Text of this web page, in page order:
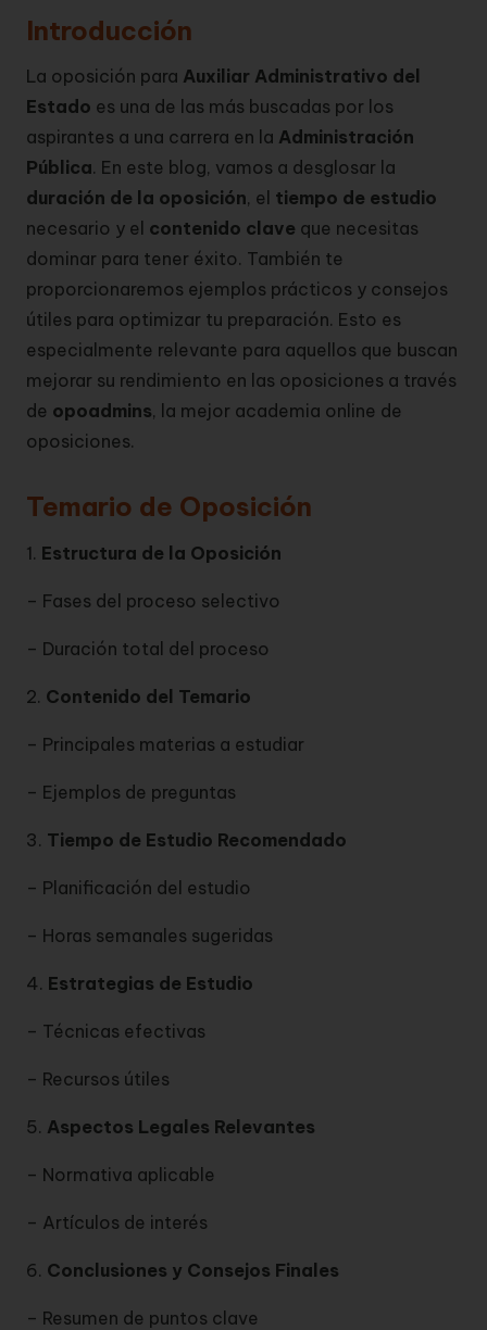
Introducción
La oposición para Auxiliar Administrativo del
Estado es una de las más buscadas por los
aspirantes a una carrera en la Administración
Pública. En este blog, vamos a desglosar la
duración de la oposición, el tiempo de estudio
necesario y el contenido clave que necesitas
dominar para tener éxito. También te
proporcionaremos ejemplos prácticos y consejos
útiles para optimizar tu preparación. Esto es
especialmente relevante para aquellos que buscan
mejorar su rendimiento en las oposiciones a través
de opoadmins, la mejor academia online de
oposiciones.
Temario de Oposición
1. Estructura de la Oposición
– Fases del proceso selectivo
– Duración total del proceso
2. Contenido del Temario
– Principales materias a estudiar
– Ejemplos de preguntas
3. Tiempo de Estudio Recomendado
– Planificación del estudio
– Horas semanales sugeridas
4. Estrategias de Estudio
– Técnicas efectivas
– Recursos útiles
5. Aspectos Legales Relevantes
– Normativa aplicable
– Artículos de interés
6. Conclusiones y Consejos Finales
– Resumen de puntos clave